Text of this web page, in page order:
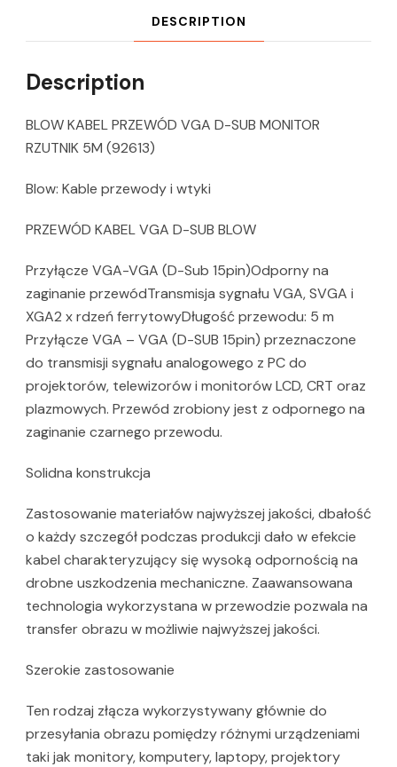
DESCRIPTION
Description
BLOW KABEL PRZEWÓD VGA D-SUB MONITOR
RZUTNIK 5M (92613)
Blow: Kable przewody i wtyki
PRZEWÓD KABEL VGA D-SUB BLOW
Przyłącze VGA-VGA (D-Sub 15pin)Odporny na
zaginanie przewódTransmisja sygnału VGA, SVGA i
XGA2 x rdzeń ferrytowyDługość przewodu: 5 m
Przyłącze VGA – VGA (D-SUB 15pin) przeznaczone
do transmisji sygnału analogowego z PC do
projektorów, telewizorów i monitorów LCD, CRT oraz
plazmowych. Przewód zrobiony jest z odpornego na
zaginanie czarnego przewodu.
Solidna konstrukcja
Zastosowanie materiałów najwyższej jakości, dbałość
o każdy szczegół podczas produkcji dało w efekcie
kabel charakteryzujący się wysoką odpornością na
drobne uszkodzenia mechaniczne. Zaawansowana
technologia wykorzystana w przewodzie pozwala na
transfer obrazu w możliwie najwyższej jakości.
Szerokie zastosowanie
Ten rodzaj złącza wykorzystywany głównie do
przesyłania obrazu pomiędzy różnymi urządzeniami
taki jak monitory, komputery, laptopy, projektory